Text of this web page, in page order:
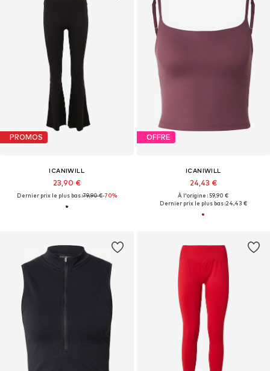
PROMOS
ICANIWILL
23,90 €
Dernier prix le plus bas :79,90 €-70%
OFFRE
ICANIWILL
24,43 €
À l'origine : 59,90 €
Dernier prix le plus bas :24,43 €